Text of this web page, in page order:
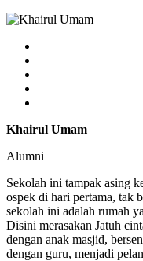
Khairul Umam
Alumni
Sekolah ini tampak asing
ospek di hari pertama, tak
sekolah ini adalah rumah
Disini merasakan Jatuh
dengan anak masjid,
dengan guru, menjadi